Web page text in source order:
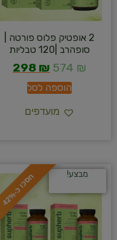
2 אופטיק פלוס פורטה |
סופהרב |120 טבליות
574 ₪
298 ₪
הוספה לסל
מועדפים
ח
ס
כ
ו
כ
-
4
2
% מבצע!